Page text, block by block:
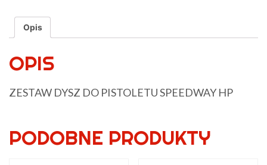
Opis
OPIS
ZESTAW DYSZ DO PISTOLETU SPEEDWAY HP
PODOBNE PRODUKTY